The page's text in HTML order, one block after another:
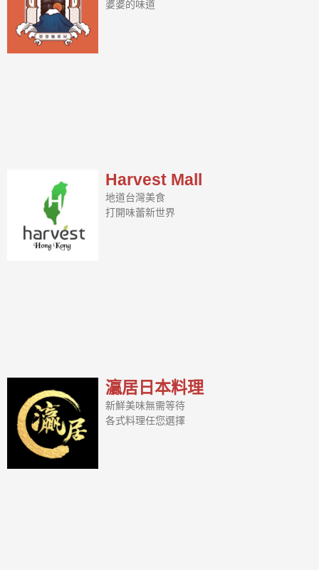
婆婆的味道
Harvest Mall
地道台灣美食
打開味蕾新世界
灜居日本料理
新鮮美味無需等待
各式料理任您選擇